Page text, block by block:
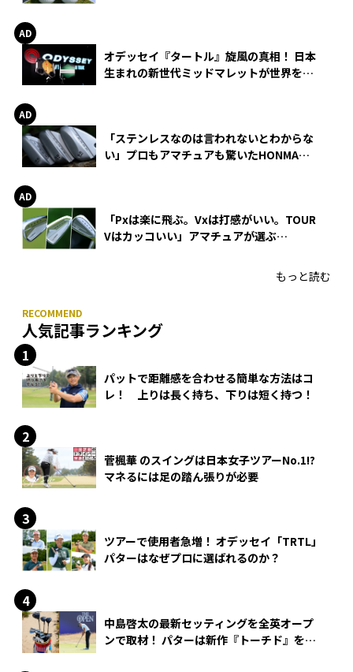
オデッセイ『タートル』旋風の真相！ 日本
生まれの新世代ミッドマレットが世界を席
「ステンレスなのは言われないとわからな
い」プロもアマチュアも驚いたHONMA
「Pxは楽に飛ぶ。Vxは打感がいい。TOUR
Vはカッコいい」アマチュアが選ぶ
もっと読む
人気記事ランキング
パットで距離感を合わせる簡単な方法はコ
レ！ 上りは長く持ち、下りは短く持つ！
菅楓華 のスイングは日本女子ツアーNo.1!?
マネるには足の踏ん張りが必要
ツアーで使用者急増！ オデッセイ「TRTL」
パターはなぜプロに選ばれるのか？
中島啓太の最新セッティングを全英オープ
ンで取材！ パターは新作『トーチド』を投